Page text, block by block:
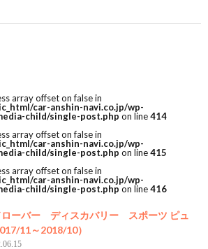
array offset on false in
car-anshin-navi.co.jp/wp-
child/single-post.php on line414
array offset on false in
car-anshin-navi.co.jp/wp-
child/single-post.php on line415
array offset on false in
car-anshin-navi.co.jp/wp-
child/single-post.php on line416
ローバー ディスカバリー スポーツ ピュ
11～2018/10）